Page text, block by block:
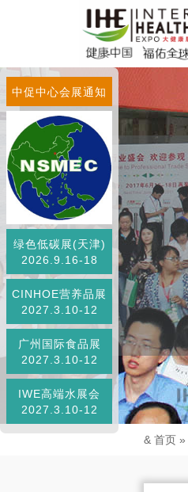
中促中心会展通知
绿色低碳展(天津)
2026.9.16-18
CINHOE营养品展
2027.3.10-12
广州国际食品展
2027.3.10-12
IWE高端水展会
2027.3.10-12
& 首页 »